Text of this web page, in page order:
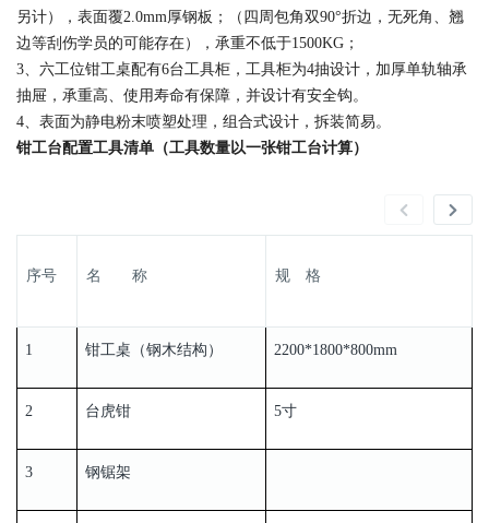
另计）
，表面覆2.0mm厚钢板；（四周包角双90°折边，无死角、翘
边等刮伤学员的可能存在），承重不低于1500KG；
3、六工位钳工桌配有6台工具柜，工具柜为4抽设计，加厚单轨轴承
抽屉，承重高、使用寿命有保障，并设计有安全钩。
4、表面为静电粉末喷塑处理，组合式设计，拆装简易。
钳工台配置工具清单（工具数量以一张钳工台计算）
序号 名 称 规 格
1 钳工桌（钢木结构） 2200*1800*800mm
2 台虎钳 5寸
3 钢锯架